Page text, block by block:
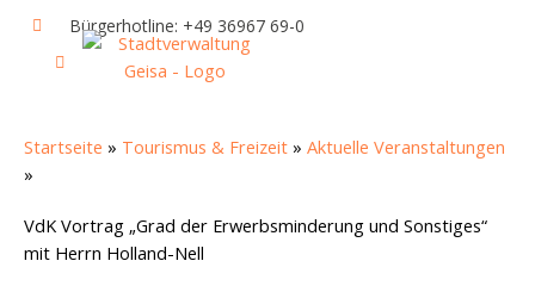
springen
Bürgerhotline: +49 36967 69-0
Startseite » Tourismus & Freizeit » Aktuelle Veranstaltungen
»
VdK Vortrag „Grad der Erwerbsminderung und Sonstiges“
mit Herrn Holland-Nell